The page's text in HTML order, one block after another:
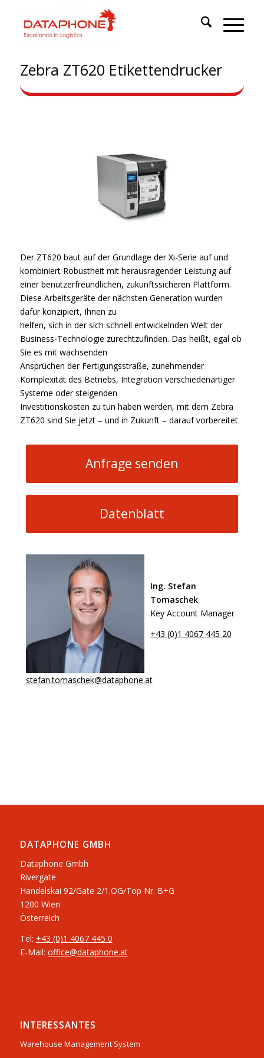
Zebra ZT620 Etikettendrucker
Der ZT620 baut auf der Grundlage der Xi-Serie auf und
kombiniert Robustheit mit herausragender Leistung auf
einer benutzerfreundlichen, zukunftssicheren Plattform.
Diese Arbeitsgeräte der nächsten Generation wurden
dafür konzipiert, Ihnen zu
helfen, sich in der sich schnell entwickelnden Welt der
Business-Technologie zurechtzufinden. Das heißt, egal ob
Sie es mit wachsenden
Ansprüchen der Fertigungsstraße, zunehmender
Komplexität des Betriebs, Integration verschiedenartiger
Systeme oder steigenden
Investitionskosten zu tun haben werden, mit dem Zebra
ZT620 sind Sie jetzt – und in Zukunft – darauf vorbereitet.
Anfrage senden
Datenblatt
Ing. Stefan
Tomaschek
Key Account Manager
+43 (0)1 4067 445 20
stefan.tomaschek@dataphone.at
DATAPHONE GMBH
Dataphone Gmbh
Rivergate
​Handelskai 92/Gate 2/1.OG/Top Nr. B+G
1200 Wien
Österreich
Tel: +43 (0)1 4067 445 0
E-Mail: office@dataphone.at
INTERESSANTES
Warehouse Management System